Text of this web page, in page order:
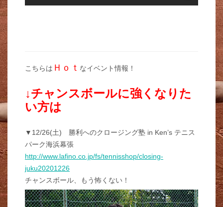
こちらは Ｈｏｔ なイベント情報！
↓チャンスボールに強くなりた
い方は
▼12/26(土) 勝利へのクロージング塾 in Ken’s テニス
パーク海浜幕張
http://www.lafino.co.jp/fs/tennisshop/closing-
juku20201226
チャンスボール、もう怖くない！